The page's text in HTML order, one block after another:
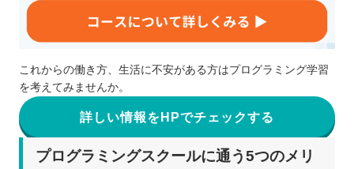
これからの働き方、生活に不安がある方はプログラミング学習
を考えてみませんか。
詳しい情報をHPでチェックする
プログラミングスクールに通う5つのメリ